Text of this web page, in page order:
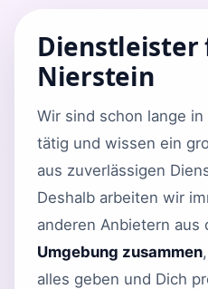
Dienstleister
Nierstein
Wir sind schon lange
tätig und wissen ein
aus zuverlässigen
Deshalb arbeiten wir
anderen Anbietern aus
Umgebung zusammen
alles geben und Dich